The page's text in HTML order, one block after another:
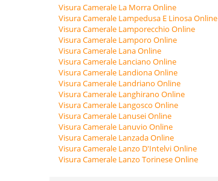
Visura Camerale La Morra Online
Visura Camerale Lampedusa E Linosa Online
Visura Camerale Lamporecchio Online
Visura Camerale Lamporo Online
Visura Camerale Lana Online
Visura Camerale Lanciano Online
Visura Camerale Landiona Online
Visura Camerale Landriano Online
Visura Camerale Langhirano Online
Visura Camerale Langosco Online
Visura Camerale Lanusei Online
Visura Camerale Lanuvio Online
Visura Camerale Lanzada Online
Visura Camerale Lanzo D'Intelvi Online
Visura Camerale Lanzo Torinese Online